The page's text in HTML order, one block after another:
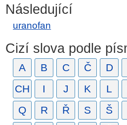
Následující
uranofan
Cizí slova podle
A B C Č D
CH
I J K L
Q
R Ř S Š